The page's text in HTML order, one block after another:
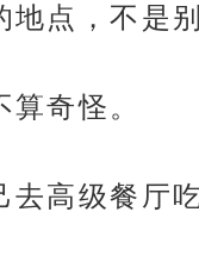
点，不是
奇怪。
高级餐厅